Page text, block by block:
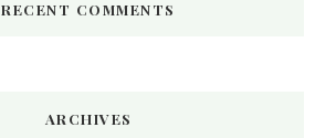
RECENT COMMENTS
ARCHIVES